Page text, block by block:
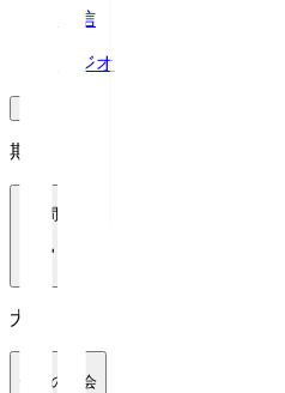
配信
ラジオ
期間
1週間
大会
全ての大会